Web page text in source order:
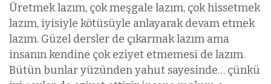
Üretmek lazım, çok meşgale lazım, çok hissetmek
lazım, iyisiyle kötüsüyle anlayarak devam etmek
lazım. Güzel dersler de çıkarmak lazım ama
insanın kendine çok eziyet etmemesi de lazım.
Bütün bunlar yüzünden yahut sayesinde… çünkü